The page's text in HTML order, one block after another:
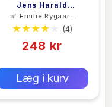
Jens Harald
Quistgaard
af Emilie Rygaard
Rasch
(4)
248 kr
Læg i kurv